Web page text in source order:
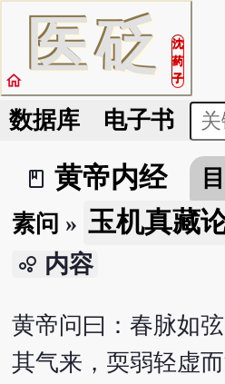
医砭
沈
药
子
home
数据库 电子书
book_2
黄帝内经
素问 » 玉机真藏
bubble_chart 内容
黄帝问曰：春脉如
其气来，耎弱轻虚